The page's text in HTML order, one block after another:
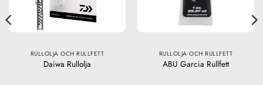
RULLOLJA OCH RULLFETT
Daiwa Rullolja
RULLOLJA OCH RULLFETT
ABU Garcia Rullfett